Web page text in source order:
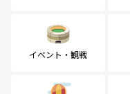
イベント・観戦